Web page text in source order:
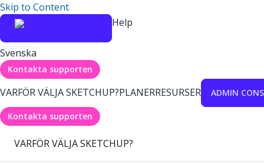
Skip to Content
Help
Svenska
Kontakta supporten
VARFÖR VÄLJA SKETCHUP?PLANERRESURSER ADMIN
Kontakta supporten
VARFÖR VÄLJA SKETCHUP?